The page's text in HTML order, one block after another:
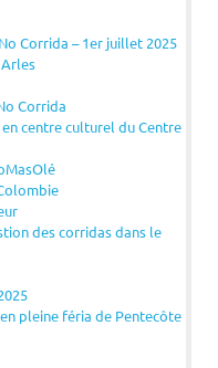
Corrida – 1er juillet 2025
Corrida
centre culturel du Centre
des corridas dans le
pleine féria de Pentecôte